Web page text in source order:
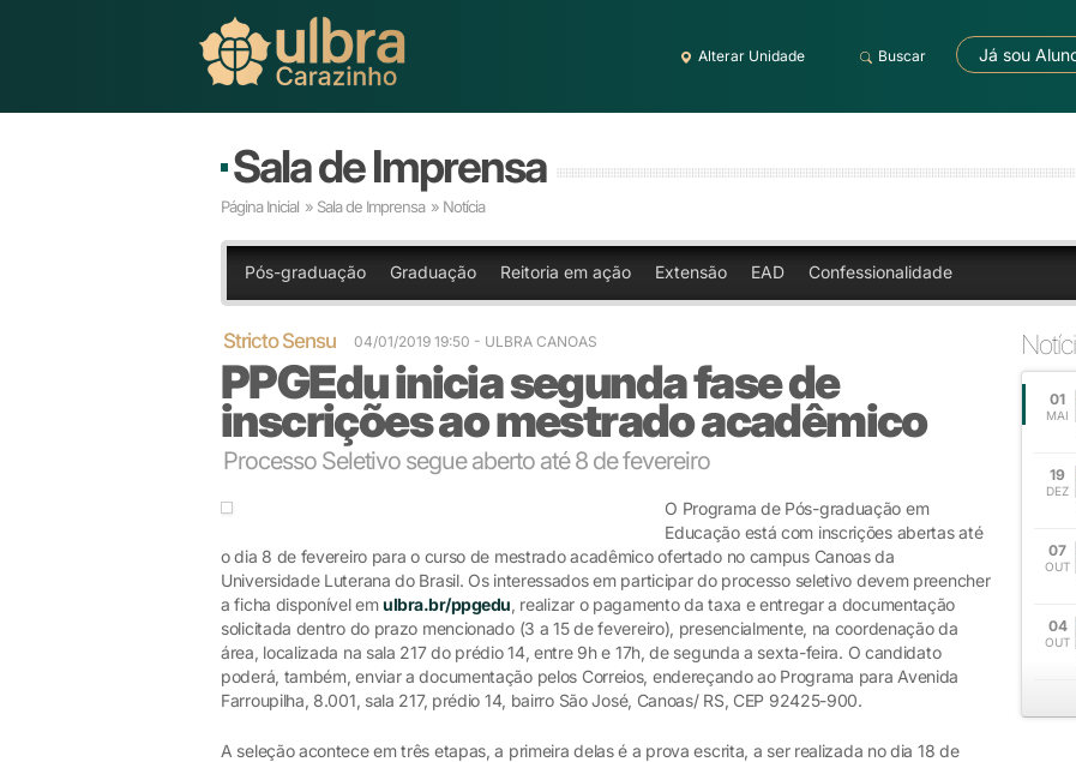
Alterar Unidade Buscar Já sou
Sala de Imprensa
Página Inicial » Sala de Imprensa » Notícia
Pós-graduação Graduação Reitoria em ação Extensão EAD Confessionalidade
Stricto Sensu 04/01/2019 19:50 - ULBRA CANOAS
PPGEdu inicia segunda fase de
inscrições ao mestrado acadêmico
Processo Seletivo segue aberto até 8 de fevereiro
O Programa de Pós-graduação em
Educação está com inscrições abertas até
o dia 8 de fevereiro para o curso de mestrado acadêmico ofertado no campus Canoas da
Universidade Luterana do Brasil. Os interessados em participar do processo seletivo devem preencher
a ficha disponível emulbra.br/ppgedu, realizar o pagamento da taxa e entregar a documentação
solicitada dentro do prazo mencionado (3 a 15 de fevereiro), presencialmente, na coordenação da
área, localizada na sala 217 do prédio 14, entre 9h e 17h, de segunda a sexta-feira. O candidato
poderá, também, enviar a documentação pelos Correios, endereçando ao Programa para Avenida
Farroupilha, 8.001, sala 217, prédio 14, bairro São José, Canoas/ RS, CEP 92425-900.
A seleção acontece em três etapas, a primeira delas é a prova escrita, a ser realizada no dia 18 de
01
MAI
19
DEZ
07
OUT
04
OUT